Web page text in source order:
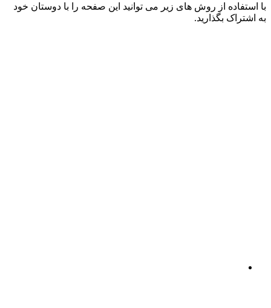
با استفاده از روش های زیر می توانید این صفحه را با دوستان خود
به اشتراک بگذارید.